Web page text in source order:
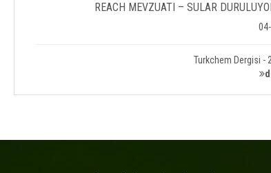
REACH MEVZUATI – SULAR
Turkchem Dergisi -